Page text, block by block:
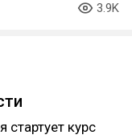
3.9K
стартует курс